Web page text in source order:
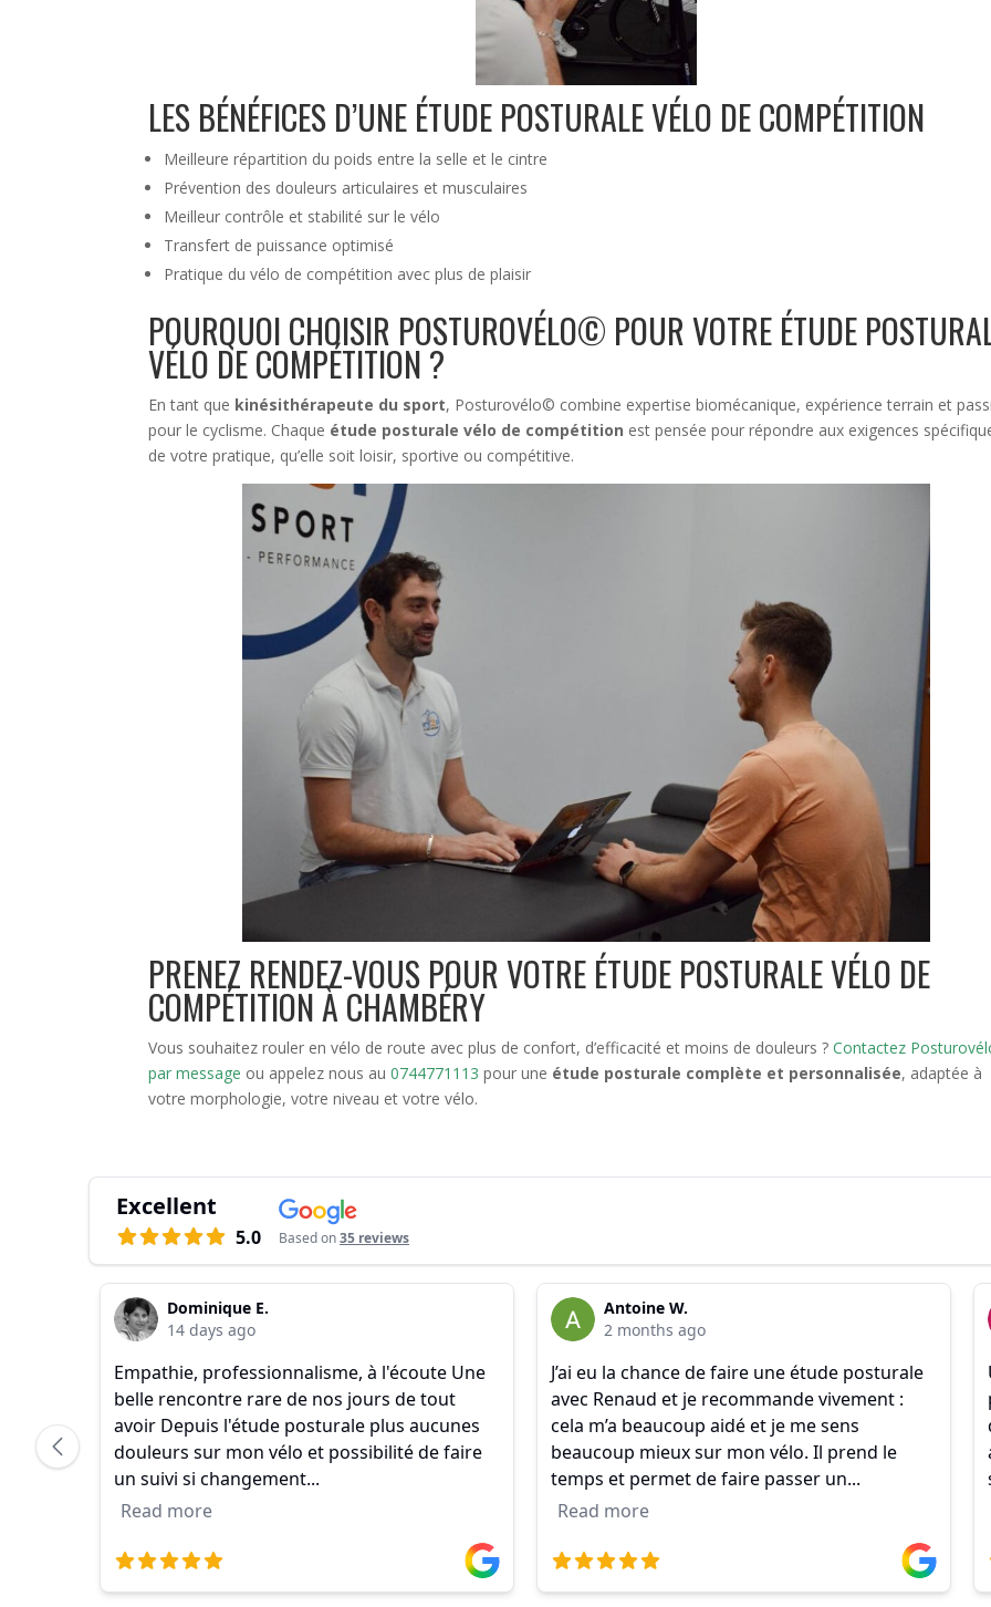
LES BÉNÉFICES D’UNE ÉTUDE POSTURALE VÉLO DE COMPÉTITION
Meilleure répartition du poids entre la selle et le cintre
Prévention des douleurs articulaires et musculaires
Meilleur contrôle et stabilité sur le vélo
Transfert de puissance optimisé
Pratique du vélo de compétition avec plus de plaisir
POURQUOI CHOISIR POSTUROVÉLO© POUR VOTRE ÉTUDE
VÉLO DE COMPÉTITION ?
En tant que kinésithérapeute du sport, Posturovélo© combine expertise biomécanique, expérience terrain et
pour le cyclisme. Chaque étude posturale vélo de compétition est pensée pour répondre aux exigences
de votre pratique, qu’elle soit loisir, sportive ou compétitive.
PRENEZ RENDEZ-VOUS POUR VOTRE ÉTUDE POSTURALE VÉLO DE
COMPÉTITION À CHAMBÉRY
Vous souhaitez rouler en vélo de route avec plus de confort, d’efficacité et moins de douleurs ?Contactez
par message ou appelez nous au0744771113 pour une étude posturale complète et personnalisée, adaptée à
votre morphologie, votre niveau et votre vélo.